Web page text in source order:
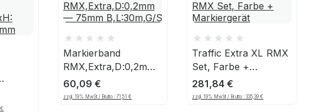
€
Markierband
RMX,Extra,D:0,2mm
— 75mm
B,L:30m,G/S
60,09€
zzgl. 19% MwSt / Brutto : 71,51€
Traffic Extra XL RMX
Set, Farbe +
Markiergerät
281,84 €
zzgl. 19% MwSt / Brutto : 335,39 €